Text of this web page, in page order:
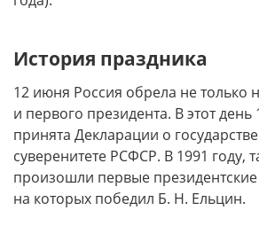
История праздника
12 июня Россия обрела не только
и первого президента. В этот день
принята Декларации о
суверенитете РСФСР. В 1991 году,
произошли первые
на которых победил Б. Н. Ельцин.